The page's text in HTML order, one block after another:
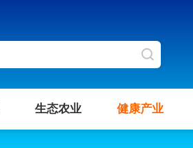
生态农业 健康产业